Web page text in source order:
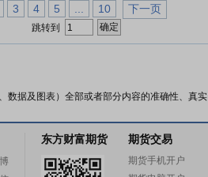
3 4 5 10 下一页
跳转到
数据及图表）全部或者部分内容的准确性、真实
东方财富期货 期货交易
期货手机开户